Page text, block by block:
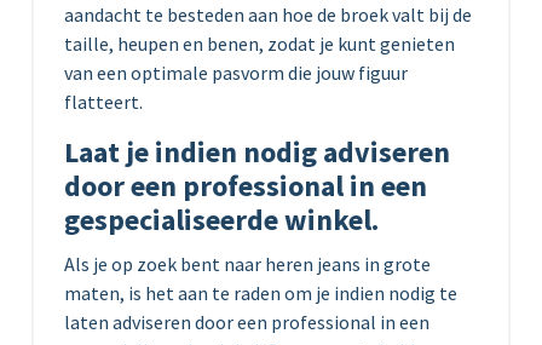
aandacht te besteden aan hoe de broek valt bij de
taille, heupen en benen, zodat je kunt genieten
van een optimale pasvorm die jouw figuur
flatteert.
Laat je indien nodig adviseren
door een professional in een
gespecialiseerde winkel.
Als je op zoek bent naar heren jeans in grote
maten, is het aan te raden om je indien nodig te
laten adviseren door een professional in een